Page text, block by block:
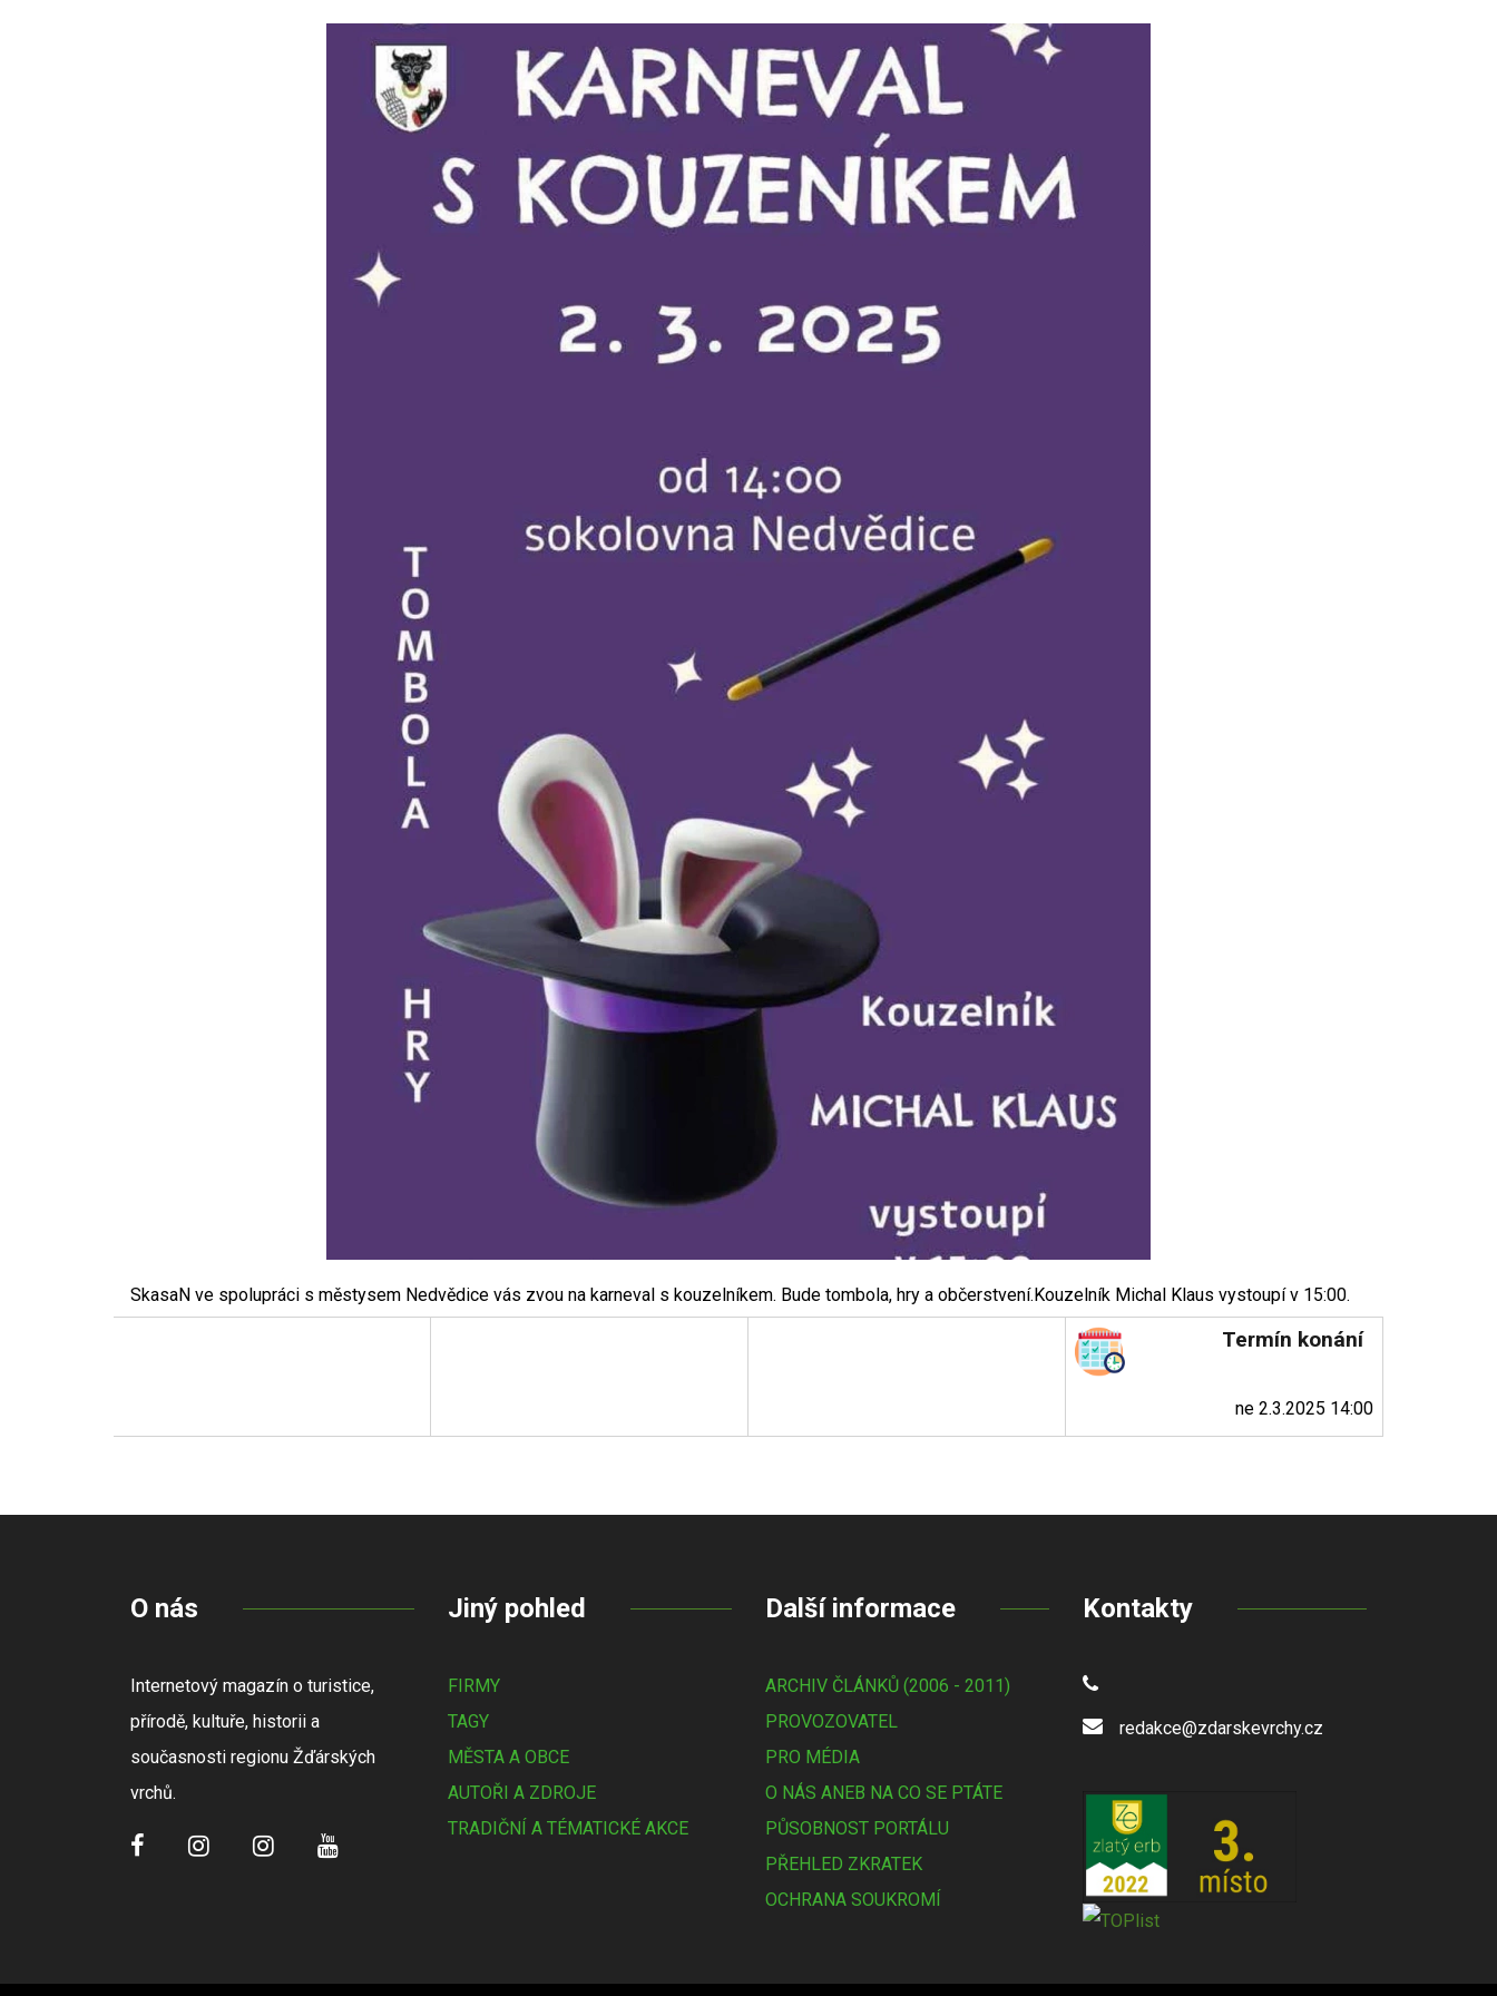
SkasaN ve spolupráci s městysem Nedvědice vás zvou na karneval s kouzelníkem. Bude tombola, hry a občerstvení.Kouzelník Michal Klaus vystoupí v 15:00.
Termín konání
ne 2.3.2025 14:00
O nás
Internetový magazín o turistice,
přírodě, kultuře, historii a
současnosti regionu Žďárských
vrchů.
Jiný pohled
FIRMY
TAGY
MĚSTA A OBCE
AUTOŘI A ZDROJE
TRADIČNÍ A TÉMATICKÉ AKCE
Další informace
ARCHIV ČLÁNKŮ (2006 - 2011)
PROVOZOVATEL
PRO MÉDIA
O NÁS ANEB NA CO SE PTÁTE
PŮSOBNOST PORTÁLU
PŘEHLED ZKRATEK
OCHRANA SOUKROMÍ
Kontakty
redakce@zdarskevrchy.cz